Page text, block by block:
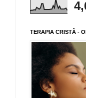
TERAPIA CRISTÃ -